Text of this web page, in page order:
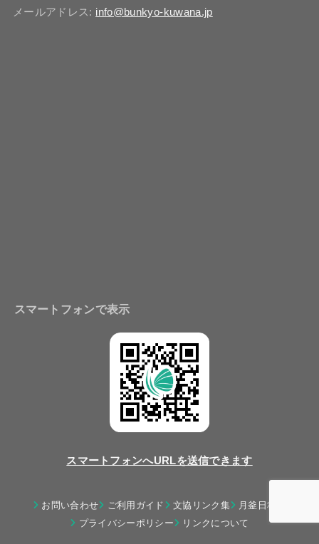
メールアドレス: info@bunkyo-kuwana.jp
スマートフォンで表示
スマートフォンへURLを送信できます
お問い合わせ ご利用ガイド 文協リンク集
月釜日程表
プライバシーポリシー
リンクについて